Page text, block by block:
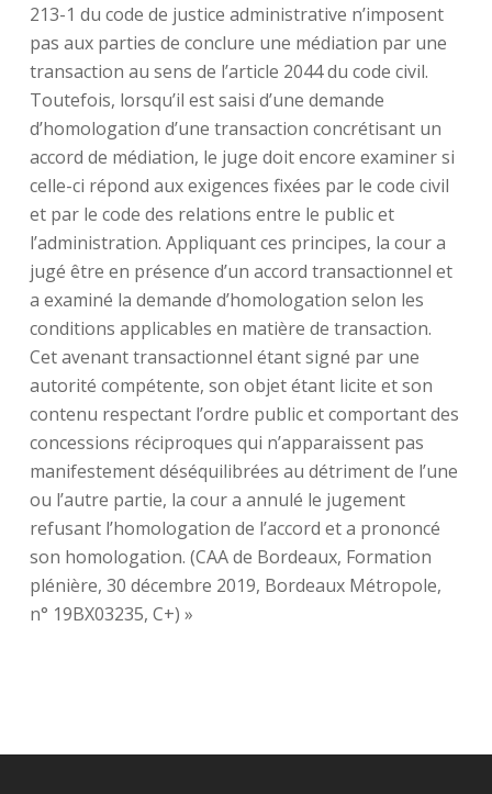
213-1 du code de justice administrative n’imposent
pas aux parties de conclure une médiation par une
transaction au sens de l’article 2044 du code civil.
Toutefois, lorsqu’il est saisi d’une demande
d’homologation d’une transaction concrétisant un
accord de médiation, le juge doit encore examiner si
celle-ci répond aux exigences fixées par le code civil
et par le code des relations entre le public et
l’administration. Appliquant ces principes, la cour a
jugé être en présence d’un accord transactionnel et
a examiné la demande d’homologation selon les
conditions applicables en matière de transaction.
Cet avenant transactionnel étant signé par une
autorité compétente, son objet étant licite et son
contenu respectant l’ordre public et comportant des
concessions réciproques qui n’apparaissent pas
manifestement déséquilibrées au détriment de l’une
ou l’autre partie, la cour a annulé le jugement
refusant l’homologation de l’accord et a prononcé
son homologation. (CAA de Bordeaux, Formation
plénière, 30 décembre 2019, Bordeaux Métropole,
n° 19BX03235, C+) »